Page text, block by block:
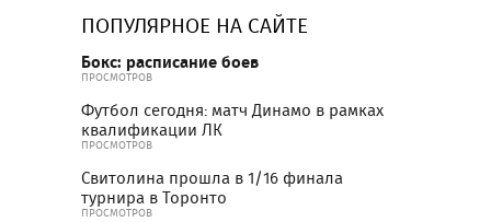
ПОПУЛЯРНОЕ НА САЙТЕ
Бокс: расписание боев
ПРОСМОТРОВ
Футбол сегодня: матч Динамо в рамках
квалификации ЛК
ПРОСМОТРОВ
Свитолина прошла в 1/16 финала
турнира в Торонто
ПРОСМОТРОВ